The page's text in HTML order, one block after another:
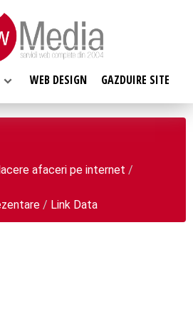
WEB DESIGN GAZDUIRE SITE
afaceri pe internet /
/ Link Data